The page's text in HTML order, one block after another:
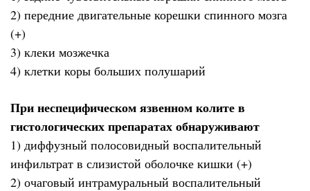
2) передние двигательные корешки спинного мозга
(+)
3) клеки мозжечка
4) клетки коры больших полушарий
При неспецифическом язвенном колите в
гистологических препаратах обнаруживают
1) диффузный полосовидный воспалительный
инфильтрат в слизистой оболочке кишки (+)
2) очаговый интрамуральный воспалительный